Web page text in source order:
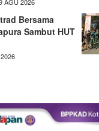
Bersama
Sambut HUT